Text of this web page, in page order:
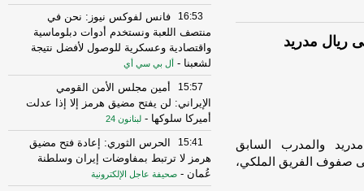
ريال مدريد
والمدرب السابق
صفوف الفريق الملكي،
16:53
فانس لفوكس نيوز: نحن في
منتصف اللعبة ونستخدم أدوات دبلوماسية
واقتصادية وعسكرية للوصول لأفضل نتيجة
لشعبنا - أل بي سي أي
15:57
أمين مجلس الأمن القومي
الإيراني: لن يفتح مضيق هرمز إلا إذا عدلت
أميركا سلوكها - لبنانون 24
15:41
الحرس الثوري: إعادة فتح مضيق
هرمز لا ترتبط بمفاوضات إيران وسلطنة
عُمان - صحيفة عاجل الإلكترونية